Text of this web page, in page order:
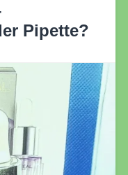
Pipette?